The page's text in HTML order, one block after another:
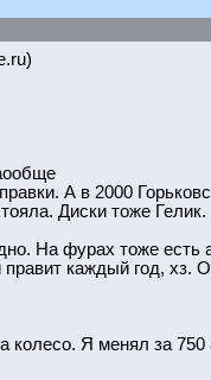
А в 2000
Диски тоже Гелик.
На фурах тоже есть
каждый год, хз.
колесо. Я менял за